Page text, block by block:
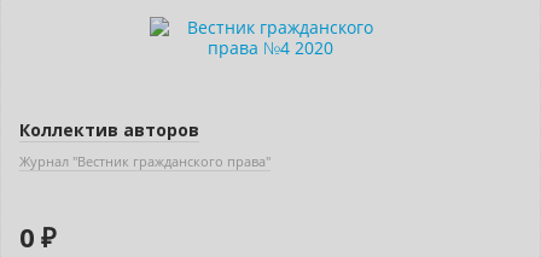
Коллектив авторов
Журнал "Вестник гражданского права"
0 ₽